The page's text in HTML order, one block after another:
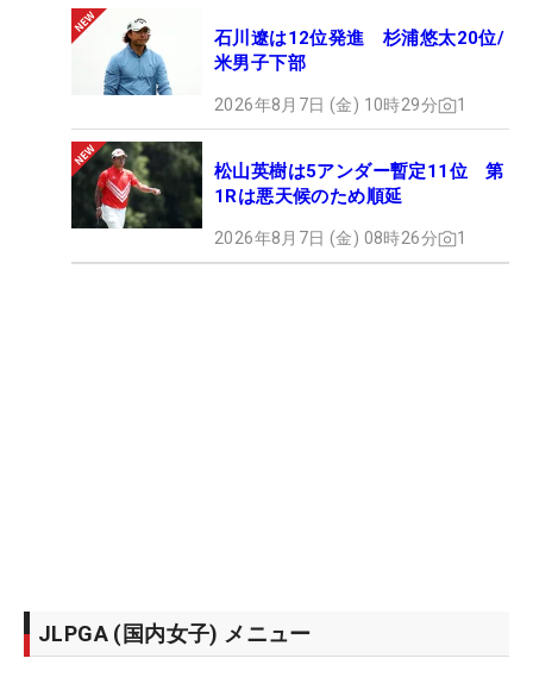
石川遼は12位発進 杉浦悠太20位/
米男子下部
2026年8月7日 (金) 10時29分 1
松山英樹は5アンダー暫定11位 第
1Rは悪天候のため順延
2026年8月7日 (金) 08時26分 1
JLPGA (国内女子) メニュー